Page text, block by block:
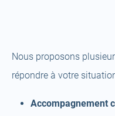
Nous proposons
répondre à votre
Accompagnement